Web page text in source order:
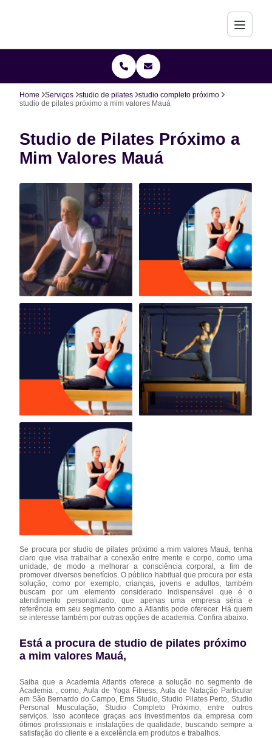
Home Serviços studio de pilates
studio completo próximo
studio de pilates próximo a mim valores Mauá
Studio de Pilates Próximo a
Mim Valores Mauá
Se procura por studio de pilates próximo a mim valores Mauá, tenha
claro que visa trabalhar a conexão entre mente e corpo, como uma
unidade, de modo a melhorar a consciência corporal, a fim de
promover diversos benefícios. O público habitual que procura por esta
solução, como por exemplo, crianças, jovens e adultos, também
buscam por um elemento considerado indispensável que é o
atendimento personalizado, que apenas uma empresa séria e
referência em seu segmento como a Atlantis pode oferecer. Há quem
se interesse também por outras opções de academia. Confira abaixo.
Está a procura de studio de pilates próximo
a mim valores Mauá,
Saiba que a Academia Atlantis oferece a solução no segmento de
Academia , como, Aula de Yoga Fitness, Aula de Natação Particular
em São Bernardo do Campo, Ems Studio, Studio Pilates Perto, Studio
Personal Musculação, Studio Completo Próximo, entre outros
serviços. Isso acontece graças aos investimentos da empresa com
ótimos profissionais e instalações de qualidade, buscando sempre a
satisfação do cliente e a excelência em produtos e trabalhos.